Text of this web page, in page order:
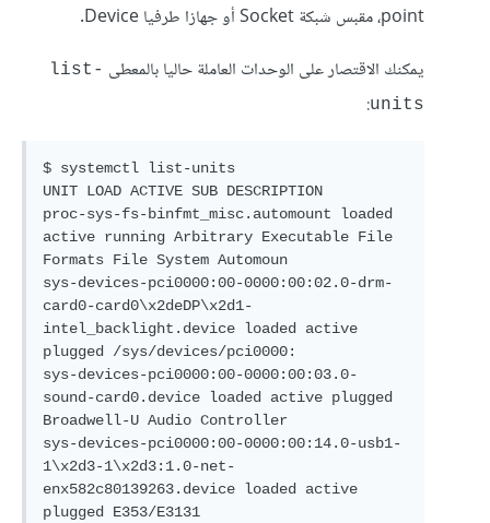
point، مقبس شبكة Socket أو جهازا طرفيا Device.
يمكنك الاقتصار على الوحدات العاملة حاليا بالمعطى list-
units
:
$ systemctl list-units
UNIT LOAD ACTIVE SUB DESCRIPTION
proc-sys-fs-binfmt_misc.automount loaded
active running Arbitrary Executable File
Formats File System Automoun
sys-devices-pci0000:00-0000:00:02.0-drm-
card0-card0\x2deDP\x2d1-
intel_backlight.device loaded active
plugged /sys/devices/pci0000:
sys-devices-pci0000:00-0000:00:03.0-
sound-card0.device loaded active plugged
Broadwell-U Audio Controller
sys-devices-pci0000:00-0000:00:14.0-usb1-
1\x2d3-1\x2d3:1.0-net-
enx582c80139263.device loaded active
plugged E353/E3131